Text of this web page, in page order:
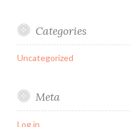
Categories
Uncategorized
Meta
Log in